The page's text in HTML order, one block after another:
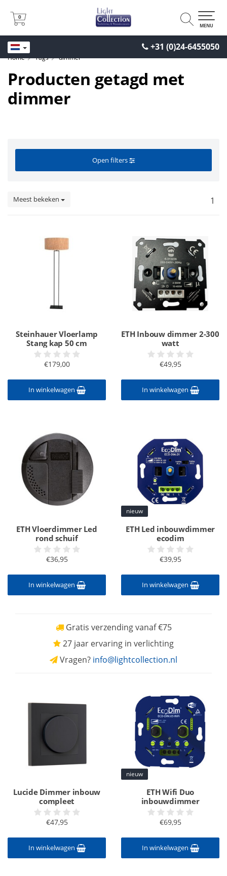
+31 (0)24-6455050
0
0
MENU
Home Tags dimmer
Producten getagd met
dimmer
Open filters
Meest bekeken 1
Steinhauer Vloerlamp
Stang kap 50 cm
€179,00
In winkelwagen
ETH Inbouw dimmer 2-300
watt
€49,95
In winkelwagen
ETH Vloerdimmer Led
rond schuif
€36,95
In winkelwagen
nieuw
ETH Led inbouwdimmer
ecodim
€39,95
In winkelwagen
Gratis verzending vanaf €75
27 jaar ervaring in verlichting
Vragen? info@lightcollection.nl
Lucide Dimmer inbouw
compleet
€47,95
In winkelwagen
nieuw
ETH Wifi Duo
inbouwdimmer
€69,95
In winkelwagen